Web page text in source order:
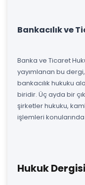
Bankacılık ve
Banka ve Ticaret
yayımlanan bu dergi,
bankacılık hukuku
biridir. Üç ayda bir
şirketler hukuku,
işlemleri
Hukuk